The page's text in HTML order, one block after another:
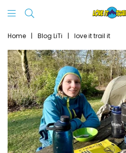
It
Trail
It
Home | Blog LiTi | love it trail it